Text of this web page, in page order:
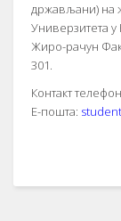
држављани) на
Универзитета у
Жиро-рачун
301.
Контакт
Е-пошта: